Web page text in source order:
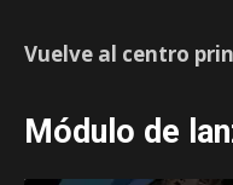
Vuelve al centro
Módulo de